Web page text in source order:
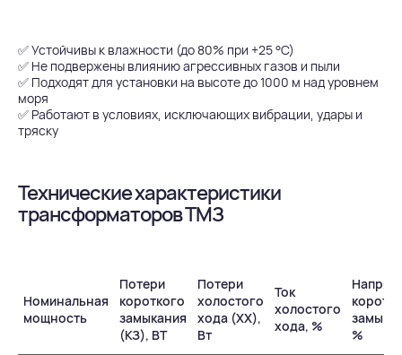
✅ Устойчивы к влажности (до 80% при +25 °С)
✅ Не подвержены влиянию агрессивных газов и пыли
✅ Подходят для установки на высоте до 1000 м над уровнем
моря
✅ Работают в условиях, исключающих вибрации, удары и
тряску
Технические характеристики
трансформаторов ТМЗ
Номинальная
мощность
Потери
короткого
замыкания
(КЗ), ВТ
Потери
холостого
хода (ХХ),
Вт
Ток
холостого
хода, %
%